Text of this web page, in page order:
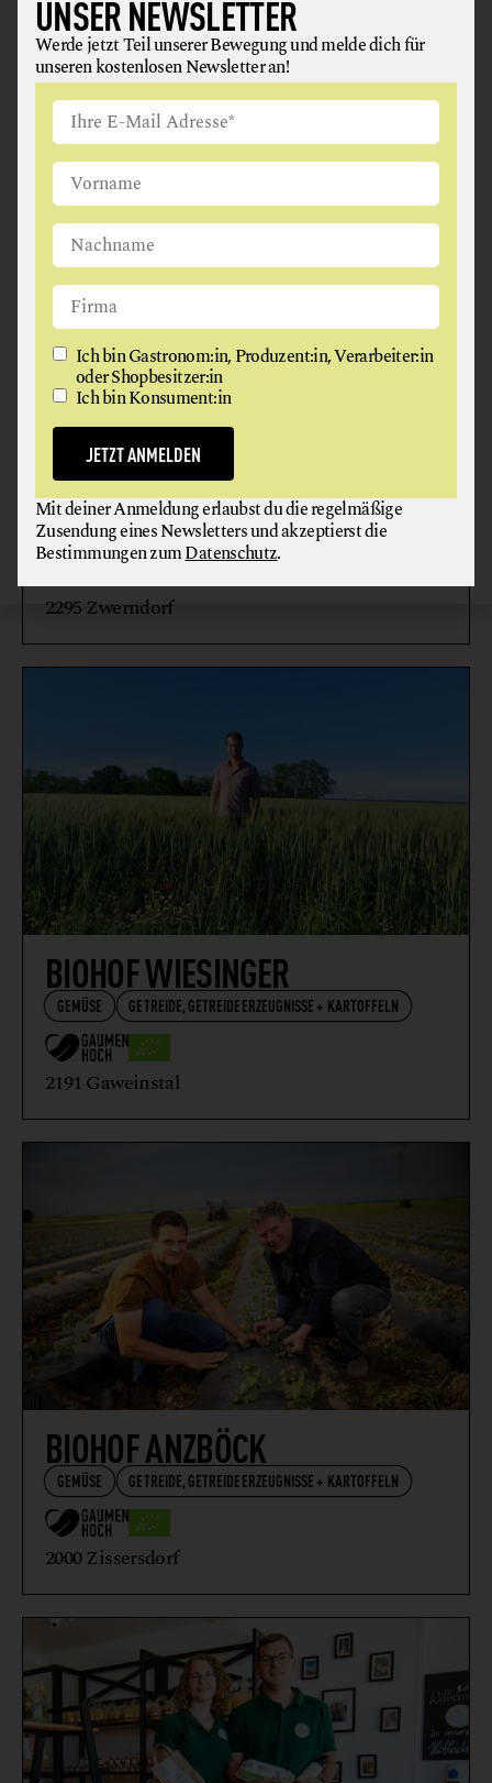
GETREIDE, GETREIDEERZEUGNISSE + KARTOFFELN
2280 Glinzendorf
BIOHOF BUBENICEK MEIBERGER
FEINKOSTERZEUGNISSE GEMÜSE
GETRÄNKE
HONIG + IMKEREIERZEUGNISSE
WEIN
2295 Zwerndorf
BIOHOF WIESINGER
GEMÜSE GETREIDE, GETREIDEERZEUGNISSE + KARTOFFELN
2191 Gaweinstal
BIOHOF ANZBÖCK
GEMÜSE GETREIDE, GETREIDEERZEUGNISSE + KARTOFFELN
2000 Zissersdorf
UNSER NEWSLETTER
Werde jetzt Teil unserer Bewegung und melde dich für
unseren kostenlosen Newsletter an!
Ich bin Gastronom:in, Produzent:in, Verarbeiter:in
oder Shopbesitzer:in
Ich bin Konsument:in
JETZT ANMELDEN
Mit deiner Anmeldung erlaubst du die regelmäßige
Zusendung eines Newsletters und akzeptierst die
Bestimmungen zumDatenschutz.